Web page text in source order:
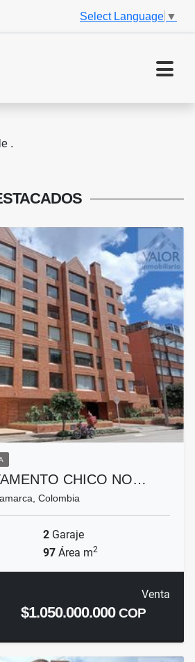
Select Language ▼
.
CHICO NO…
Colombia
2 Garaje
97 Área m2
Venta
$1.050.000.000COP